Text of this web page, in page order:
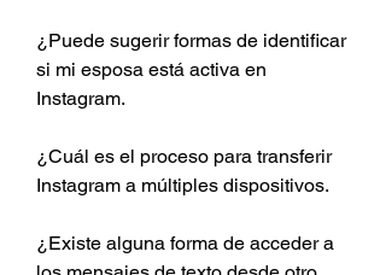
¿Puede sugerir formas de identificar
si mi esposa está activa en
Instagram.
¿Cuál es el proceso para transferir
Instagram a múltiples dispositivos.
¿Existe alguna forma de acceder a